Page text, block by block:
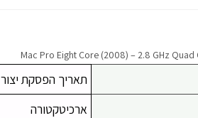
תאריך הפסקת יצור
ארכיטקטורה